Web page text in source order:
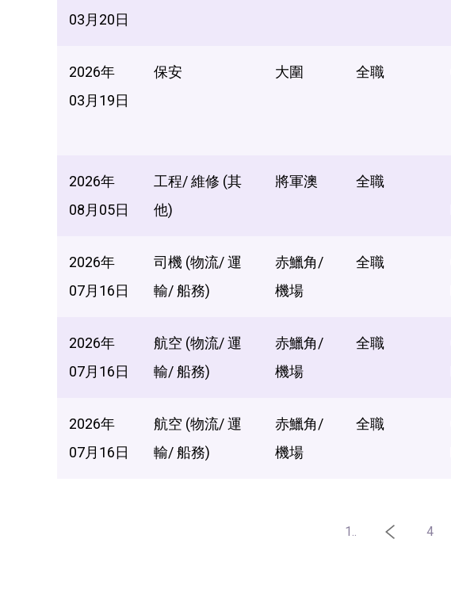
03月20日
2026年
03月19日
保安 大圍 全職
2026年
08月05日
工程/ 維修 (其
他)
將軍澳 全職
2026年
07月16日
司機 (物流/ 運
輸/ 船務)
赤鱲角/
機場
全職
2026年
07月16日
航空 (物流/ 運
輸/ 船務)
赤鱲角/
機場
全職
2026年
07月16日
航空 (物流/ 運
輸/ 船務)
赤鱲角/
機場
全職
1.. 4